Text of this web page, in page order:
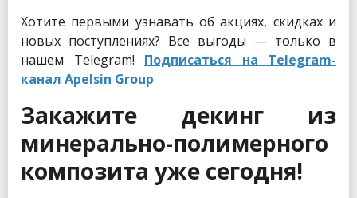
Хотите первыми узнавать об акциях, скидках и
новых поступлениях? Все выгоды — только в
нашем Telegram! Подписаться на Telegram-
канал Apelsin Group
Закажите декинг из
минерально-полимерного
композита уже сегодня!